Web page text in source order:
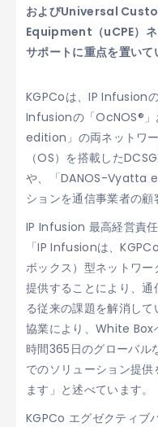
およびUniversal
Equipment（uCPE）ネ
サポートに重点を置いて
KGPCoは、IP Infusion
Infusionの「OcNOS®
edition」の両ネットワ
（OS）を搭載した
や、「DANOS-Vyatta
ションを通信事業者の顧
IP Infusion 最高経営責任
「IP Infusionは、
ボックス）型ネットワ
提供することにより、
る従来の課題を解消し
協業により、White Box
時間365日のグローバル
でのソリューション提
ます」と述べています。
KGPCo エグゼクティブ